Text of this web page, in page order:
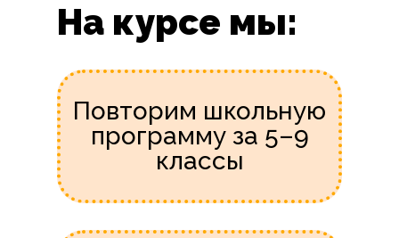
Повторим школьную
программу за 5–9
классы
На курсе мы: